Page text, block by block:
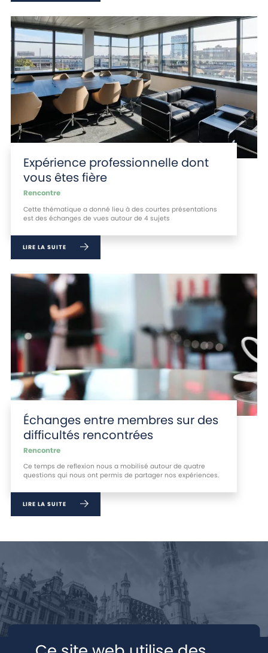
Expérience professionnelle dont
vous êtes fière
Rencontre
Cette thématique a donné lieu à des courtes présentations
est des échanges de vues autour de 4 sujets
LIRE LA SUITE
Échanges entre membres sur des
difficultés rencontrées
Rencontre
Ce temps de reflexion nous a mobilisé autour de quatre
questions qui nous ont permis de partager nos expériences.
LIRE LA SUITE